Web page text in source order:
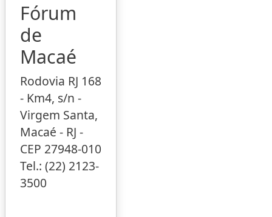
Fórum
de
Macaé
Rodovia RJ 168
- Km4, s/n -
Virgem Santa,
Macaé - RJ -
CEP 27948-010
Tel.: (22) 2123-
3500